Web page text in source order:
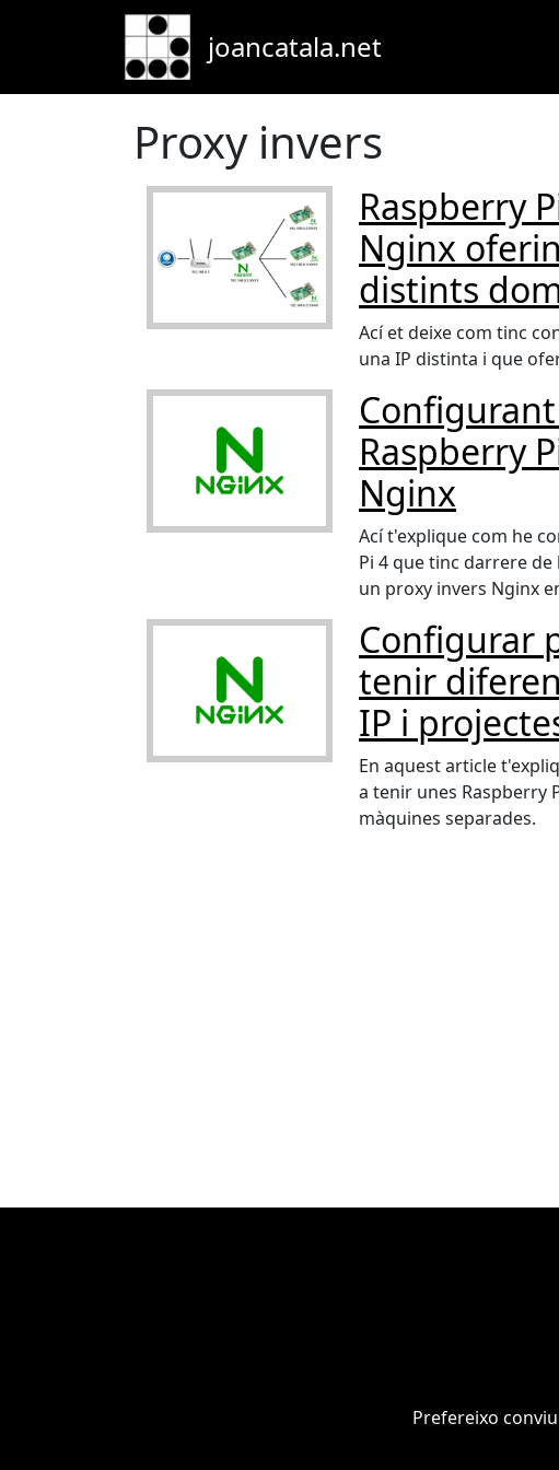
Skip to main content
joancatala.net
Proxy invers
Raspberry
Nginx
distints
Ací et deixe com tinc
una IP distinta i que
Raspberry
Nginx
Ací t'explique com he
Pi 4 que tinc darrere
un proxy invers Nginx
Configurar
tenir
IP i
En aquest article
a tenir unes Raspberry
màquines separades.
Prefereixo